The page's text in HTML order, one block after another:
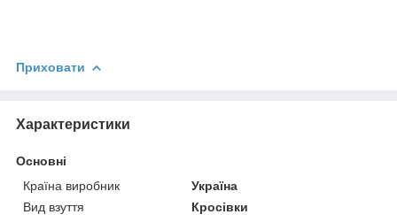
Приховати
Характеристики
Основні
Країна виробник
Україна
Вид взуття
Кросівки